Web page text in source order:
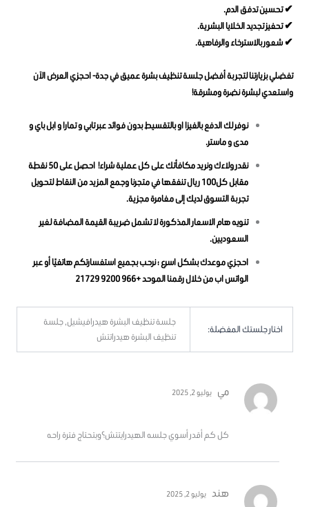
✔ تحسين تدفق الدم.
✔ تحفيز تجديد الخلايا البشرية.
✔ شعور بالاسترخاء والرفاهية.
تفضلي بزيارتنا لتجربة أفضل جلسة تنظيف بشرة عميق في جدة- احجزي العرض الآن
واستعدي لبشرة نضرة ومشرقة!
نوفر لك الدفع بالفيزا او بالتقسيط بدون فوائد عبر تابي و تمارا و ابل باي و
مدى و ماستر.
نقدر ولاءك ونريد مكافأتك على كل عملية شراء! احصل على 50 نقطة
مقابل كل100 ريال تنفقها في متجرنا وجمع المزيد من النقاط لتحويل
تجربة التسوق لديك إلى مغامرة مجزية.
تنويه هام الاسعار المذكورة لا تشمل ضريبة القيمة المضافة لغير
السعوديين.
احجزي موعدك بشكل اسرع ؛ نرحب بجميع استفسارتكم هاتفيًا أو عبر
الواتس اب من خلال رقمنا الموحد+966 9200 21729
اختار جلستك المفضلة:
جلسة تنظيف البشرة هيدرافيشيل, جلسة
تنظيف البشرة هيدراتتش
تم التقييم
من 5
مي يوليو 2, 2025
كل كم أقدر أسوي جلسه الهيدرايتتش؟وبتحتاج فترة راحه
هند يوليو 2, 2025